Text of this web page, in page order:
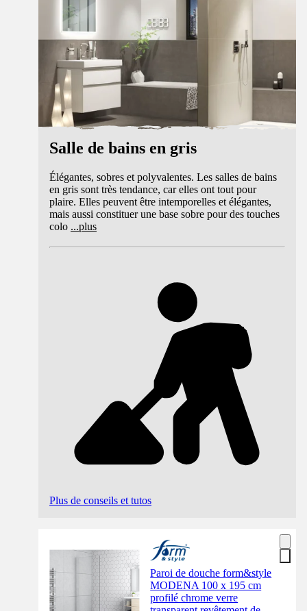
Salle de bains en gris
Élégantes, sobres et polyvalentes. Les salles de bains
en gris sont très tendance, car elles ont tout pour
plaire. Elles peuvent être intemporelles et élégantes,
mais aussi constituer une base sobre pour des touches
colo ...plus
Plus de conseils et tutos
Paroi de douche form&style
MODENA 100 x 195 cm
profilé chrome verre